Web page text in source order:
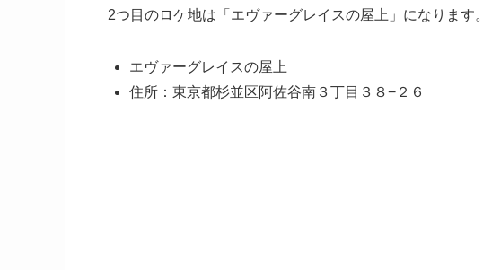
2つ目のロケ地は「エヴァーグレイスの屋上」になります。
エヴァーグレイスの屋上
住所：東京都杉並区阿佐谷南３丁目３８−２６